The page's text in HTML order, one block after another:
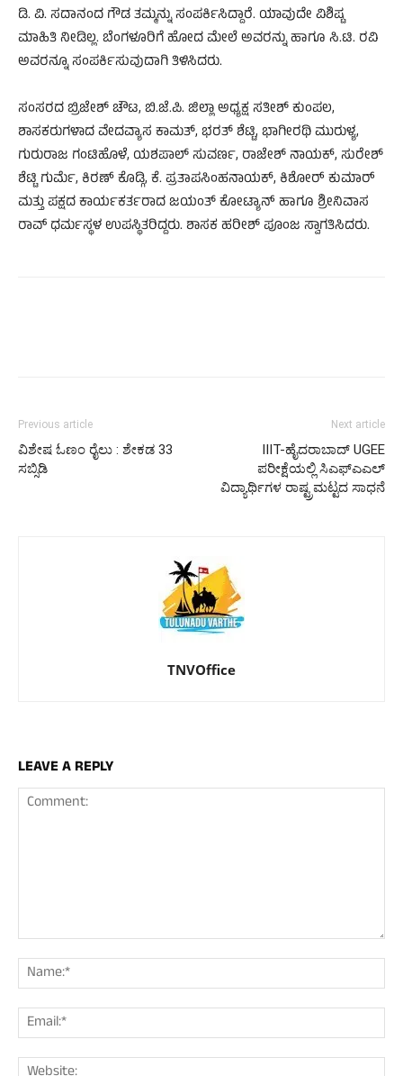
ಡಿ. ವಿ. ಸದಾನಂದ ಗೌಡ ತಮ್ಮನ್ನು ಸಂಪರ್ಕಿಸಿದ್ದಾರೆ. ಯಾವುದೇ ವಿಶಿಷ್ಟ
ಮಾಹಿತಿ ನೀಡಿಲ್ಲ. ಬೆಂಗಳೂರಿಗೆ ಹೋದ ಮೇಲೆ ಅವರನ್ನು ಹಾಗೂ ಸಿ.ಟಿ. ರವಿ
ಅವರನ್ನೂ ಸಂಪರ್ಕಿಸುವುದಾಗಿ ತಿಳಿಸಿದರು.
ಸಂಸರದ ಬ್ರಿಜೇಶ್ ಚೌಟ, ಬಿ.ಜೆ.ಪಿ. ಜಿಲ್ಲಾ ಅಧ್ಯಕ್ಷ ಸತೀಶ್ ಕುಂಪಲ,
ಶಾಸಕರುಗಳಾದ ವೇದವ್ಯಾಸ ಕಾಮತ್, ಭರತ್ ಶೆಟ್ಟಿ, ಭಾಗೀರಥಿ ಮುರುಳ್ಯ,
ಗುರುರಾಜ ಗಂಟಿಹೊಳೆ, ಯಶಪಾಲ್ ಸುವರ್ಣ, ರಾಜೇಶ್ ನಾಯಕ್, ಸುರೇಶ್
ಶೆಟ್ಟಿ ಗುರ್ಮೆ, ಕಿರಣ್ ಕೊಡ್ಗಿ, ಕೆ. ಪ್ರತಾಪಸಿಂಹನಾಯಕ್, ಕಿಶೋರ್ ಕುಮಾರ್
ಮತ್ತು ಪಕ್ಷದ ಕಾರ್ಯಕರ್ತರಾದ ಜಯಂತ್ ಕೋಟ್ಯಾನ್ ಹಾಗೂ ಶ್ರೀನಿವಾಸ
ರಾವ್ ಧರ್ಮಸ್ಥಳ ಉಪಸ್ಥಿತರಿದ್ದರು. ಶಾಸಕ ಹರೀಶ್ ಪೂಂಜ ಸ್ವಾಗತಿಸಿದರು.
Previous article
ವಿಶೇಷ ಓಣಂ ರೈಲು : ಶೇಕಡ 33
ಸಬ್ಸಿಡಿ
Next article
IIIT-ಹೈದರಾಬಾದ್ UGEE
ಪರೀಕ್ಷೆಯಲ್ಲಿ ಸಿಎಫ್‌ಎಎಲ್
ವಿದ್ಯಾರ್ಥಿಗಳ ರಾಷ್ಟ್ರಮಟ್ಟದ ಸಾಧನೆ
TNVOffice
LEAVE A REPLY